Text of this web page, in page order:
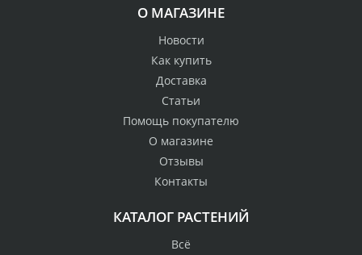
О МАГАЗИНЕ
Новости
Как купить
Доставка
Статьи
Помощь покупателю
О магазине
Отзывы
Контакты
КАТАЛОГ РАСТЕНИЙ
Всё